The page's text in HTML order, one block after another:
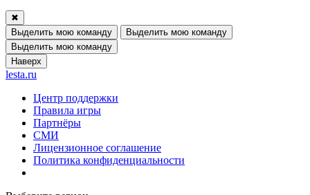
✖
Выделить мою команду
Выделить мою команду
Выделить мою команду
Наверх
lesta.ru
Центр поддержки
Правила игры
Партнёры
СМИ
Лицензионное соглашение
Политика конфиденциальности